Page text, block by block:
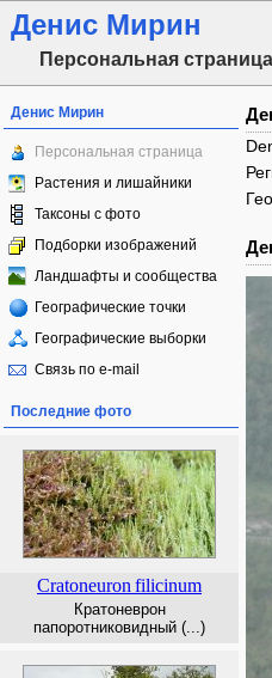
Денис Мирин
Персональная страница
Денис Мирин
Персональная страница
Растения и лишайники
Таксоны с фото
Подборки изображений
Ландшафты и сообщества
Географические точки
Географические выборки
Связь по e-mail
Последние фото
Cratoneuron filicinum
Кратоневрон
папоротниковидный (...)